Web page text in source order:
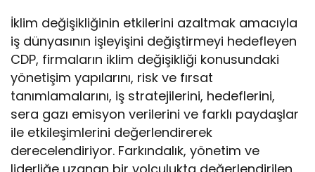
İklim değişikliğinin etkilerini azaltmak amacıyla
iş dünyasının işleyişini değiştirmeyi hedefleyen
CDP, firmaların iklim değişikliği konusundaki
yönetişim yapılarını, risk ve fırsat
tanımlamalarını, iş stratejilerini, hedeflerini,
sera gazı emisyon verilerini ve farklı paydaşlar
ile etkileşimlerini değerlendirerek
derecelendiriyor. Farkındalık, yönetim ve